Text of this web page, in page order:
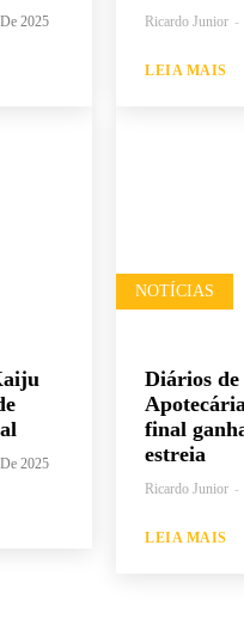
2025 Ricardo Junior -
LEIA MAIS
2025
NOTÍCIAS
Diários
final
estreia
Ricardo Junior -
LEIA MAIS